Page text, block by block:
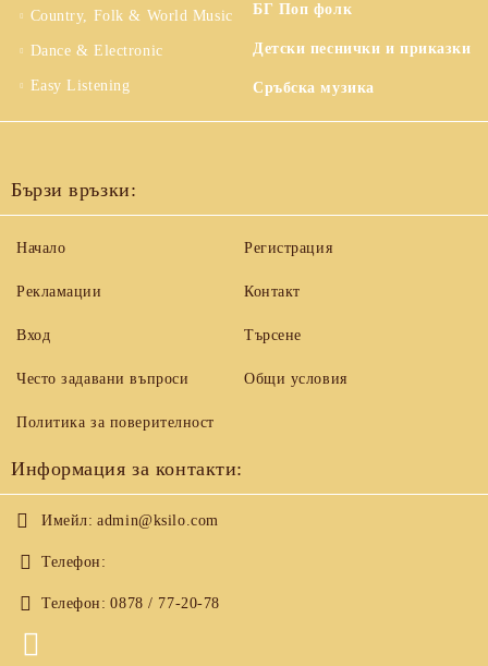
Country, Folk & World Music
Dance & Electronic
Easy Listening
БГ Поп фолк
Детски песнички и приказки
Сръбска музика
Бързи връзки:
Начало
Рекламации
Вход
Често задавани въпроси
Регистрация
Контакт
Търсене
Общи условия
Политика за поверителност
Информация за контакти:
Имейл: admin@ksilo.com
Телефон:
Телефон: 0878 / 77-20-78